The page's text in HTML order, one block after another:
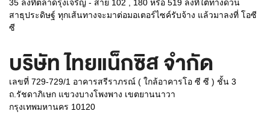
35 ลงที่ตลาดรุ่งเจริญ - สาย 102 , 180 หรือ 519 ลงที่ใต้ทางด่วน
สาธุประดิษฐ์ ทุกเส้นทางจะมาต่อมอเตอร์ไซค์รับจ้าง แล้วมาลงที่ โอซี
ซี
บริษัท ไทยแน็กซิส จำกัด
เลขที่ 729-729/1 อาคารสรีราภรณ์ ( ใกล้อาคารโอ ซี ซี ) ชั้น 3
ถ.รัชดาภิเษก แขวงบางโพงพาง เขตยานนาวา
กรุงเทพมหานคร 10120